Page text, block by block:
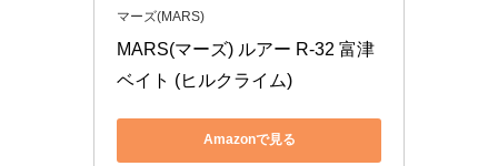
マーズ(MARS)
MARS(マーズ) ルアー R-32 富津
ベイト (ヒルクライム)
Amazonで見る